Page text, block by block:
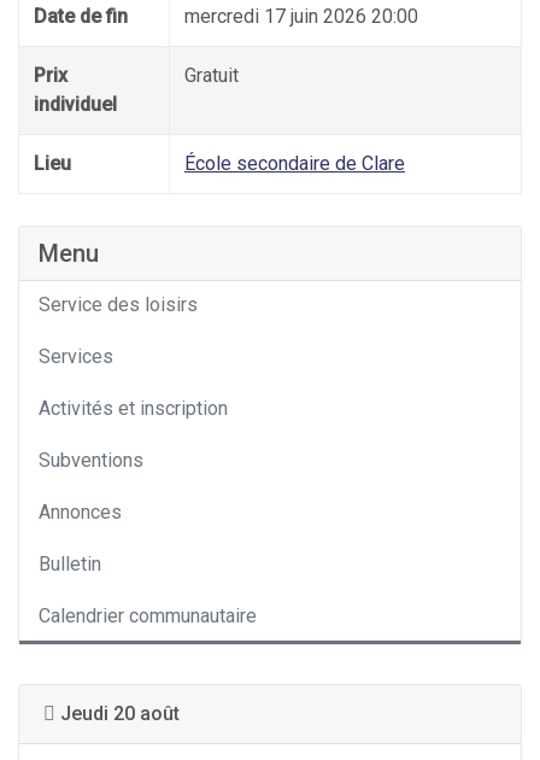
Date de fin mercredi 17 juin 2026 20:00
Prix
individuel
Gratuit
Lieu École secondaire de Clare
Menu
Service des loisirs
Services
Activités et inscription
Subventions
Annonces
Bulletin
Calendrier communautaire
Jeudi 20 août